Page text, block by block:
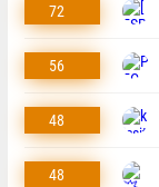
72
56
48
48